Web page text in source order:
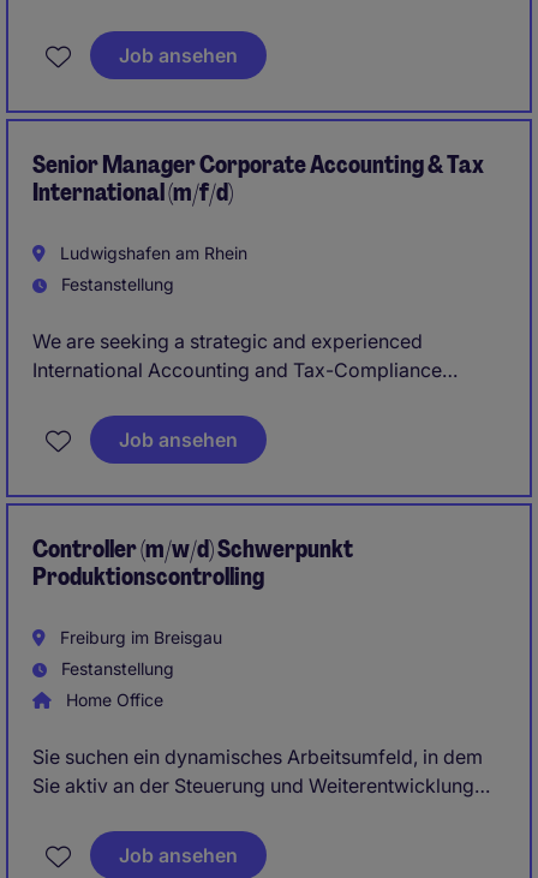
Abschlussprozesse mitwirken?
In dieser Rolle verantwortest du komplexe
gestaltest Transformationsprojekte im Group
Accounting aktiv mit.
Job ansehen
Senior Manager Corporate Accounting & Tax
International (m/f/d)
Ludwigshafen am Rhein
Festanstellung
We are seeking a strategic and experienced
International Accounting and Tax-Compliance
financial reporting, tax compliance and regulatory
compliance. This role is critical in ensuring financial
Job ansehen
Controller (m/w/d) Schwerpunkt
Produktionscontrolling
Freiburg im Breisgau
Festanstellung
Home Office
Sie suchen ein dynamisches Arbeitsumfeld, in dem
Sie aktiv an der Steuerung und Weiterentwicklung
können? In einem international geprägten
Industrieumfeld erwarten Sie kurze
Job ansehen